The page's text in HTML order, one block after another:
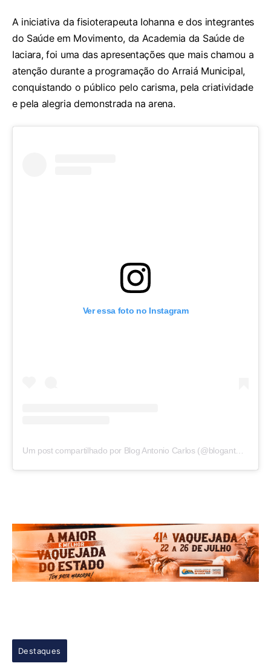
A iniciativa da fisioterapeuta Iohanna e dos integrantes
do Saúde em Movimento, da Academia da Saúde de
Iaciara, foi uma das apresentações que mais chamou a
atenção durante a programação do Arraiá Municipal,
conquistando o público pelo carisma, pela criatividade
e pela alegria demonstrada na arena.
Ver essa foto no Instagram
Um post compartilhado por Blog Antonio Carlos (@blogantoniocarlos)
Destaques